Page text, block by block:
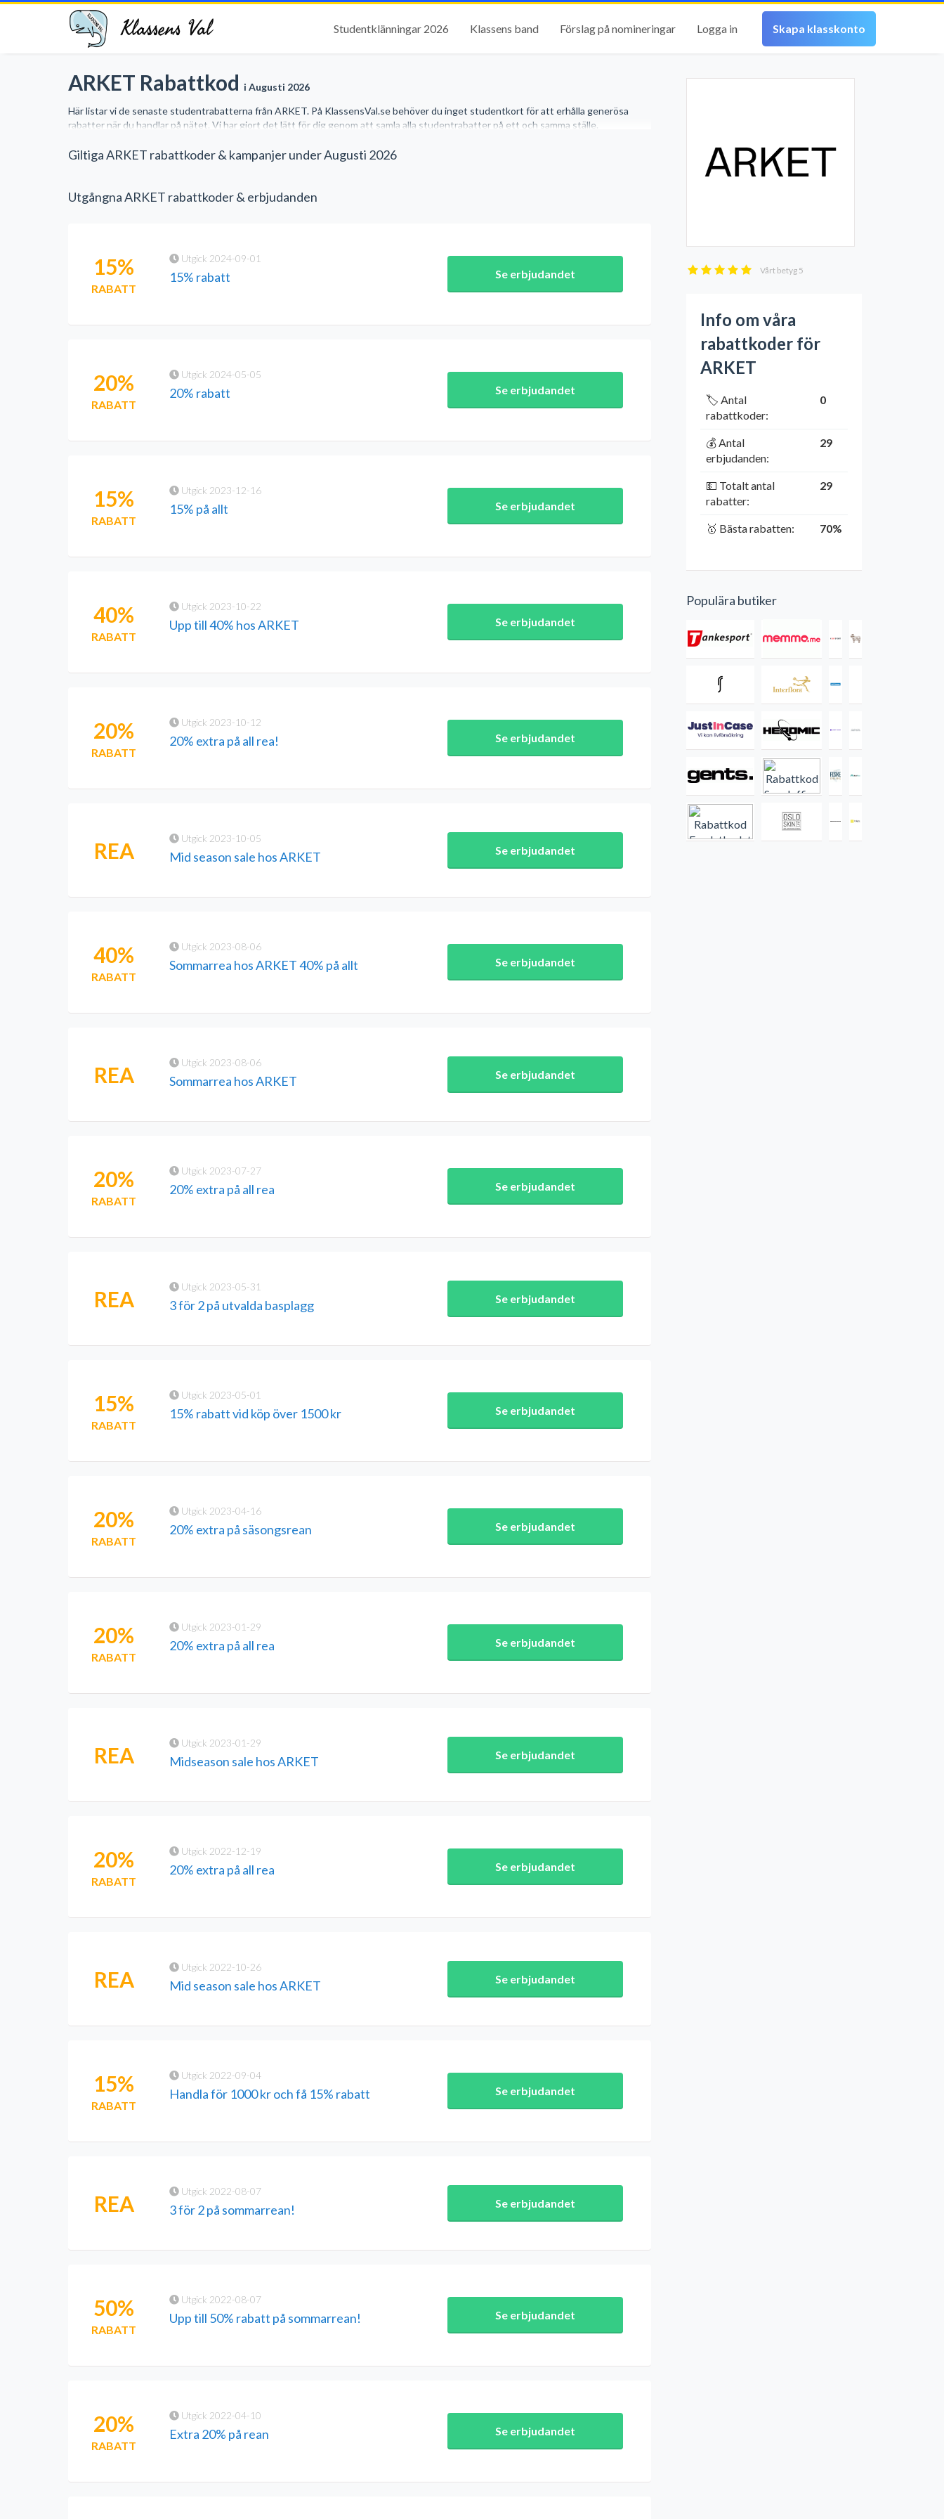
Klassens Val Studentklänningar 2026 Klassens band Förslag på nomineringar Logga in Skapa klasskonto
ARKET Rabattkod i Augusti 2026
Här listar vi de senaste studentrabatterna från ARKET. På KlassensVal.se behöver du inget studentkort för att erhålla generösa
rabatter när du handlar på nätet. Vi har gjort det lätt för dig genom att samla alla studentrabatter på ett och samma ställe.
Giltiga ARKET rabattkoder & kampanjer under Augusti 2026
Utgångna ARKET rabattkoder & erbjudanden
Utgick 2024-09-01
15%
RABATT
15% rabatt Se erbjudandet
Utgick 2024-05-05
20%
RABATT
20% rabatt Se erbjudandet
Utgick 2023-12-16
15%
RABATT
15% på allt Se erbjudandet
Utgick 2023-10-22
40%
RABATT
Upp till 40% hos ARKET Se erbjudandet
Utgick 2023-10-12
20%
RABATT
20% extra på all rea! Se erbjudandet
Utgick 2023-10-05
REA Mid season sale hos ARKET Se erbjudandet
Utgick 2023-08-06
40%
RABATT
Sommarrea hos ARKET 40% på allt Se erbjudandet
Utgick 2023-08-06
REA Sommarrea hos ARKET Se erbjudandet
Utgick 2023-07-27
20%
RABATT
20% extra på all rea Se erbjudandet
Utgick 2023-05-31
REA 3 för 2 på utvalda basplagg Se erbjudandet
Utgick 2023-05-01
15%
RABATT
15% rabatt vid köp över 1500 kr Se erbjudandet
Utgick 2023-04-16
20%
RABATT
20% extra på säsongsrean Se erbjudandet
Utgick 2023-01-29
20%
RABATT
20% extra på all rea Se erbjudandet
Utgick 2023-01-29
REA Midseason sale hos ARKET Se erbjudandet
Utgick 2022-12-19
20%
RABATT
20% extra på all rea Se erbjudandet
Utgick 2022-10-26
REA Mid season sale hos ARKET Se erbjudandet
Utgick 2022-09-04
15%
RABATT
Handla för 1000 kr och få 15% rabatt Se erbjudandet
Utgick 2022-08-07
REA 3 för 2 på sommarrean! Se erbjudandet
Utgick 2022-08-07
50%
RABATT
Upp till 50% rabatt på sommarrean! Se erbjudandet
Utgick 2022-04-10
20%
RABATT
Extra 20% på rean Se erbjudandet
Vårt betyg 5
Info om våra
rabattkoder för
ARKET
🏷️ Antal
rabattkoder:
0
💰 Antal
erbjudanden:
29
💵 Totalt antal
rabatter:
29
🥇 Bästa rabatten: 70%
Populära butiker